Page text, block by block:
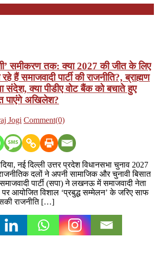
समीकरण तक: क्या 2027 की जीत के लिए
समाजवादी पार्टी की राजनीति?, ब्राह्मण
संदेश, क्या पीडीए वोट बैंक को बचाते हुए
पाएंगे अखिलेश?
Jogi Comment(0)
नई दिल्ली उत्तर प्रदेश विधानसभा चुनाव 2027
दलों ने अपनी सामाजिक और चुनावी बिसात
पार्टी (सपा) ने लखनऊ में समाजवादी नेता
आयोजित विशाल ‘प्रबुद्ध सम्मेलन’ के जरिए साफ
राजनीति […]